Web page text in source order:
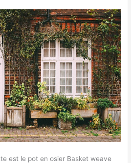
est le pot en osier Basket weave